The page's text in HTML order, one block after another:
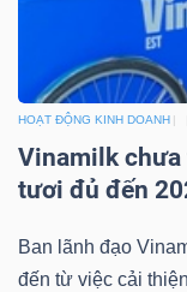
HOẠT ĐỘNG KINH DOANH
Vinamilk chưa
tươi đủ đến
Ban lãnh đạo
đến từ việc cải
ĐỘNG
SẢN
Mã